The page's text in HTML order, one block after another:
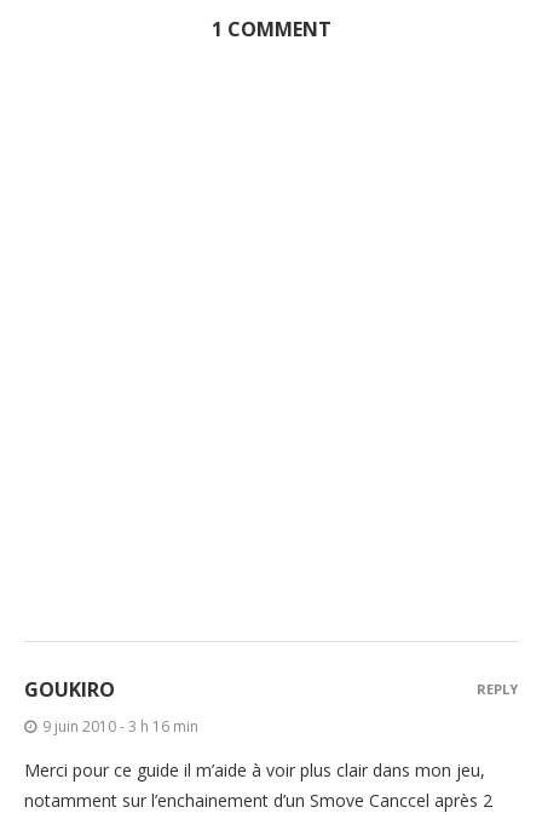
1 COMMENT
GOUKIRO
9 juin 2010 - 3 h 16 min
Merci pour ce guide il m’aide à voir plus clair dans mon jeu,
notamment sur l’enchainement d’un Smove Canccel après 2
REPLY